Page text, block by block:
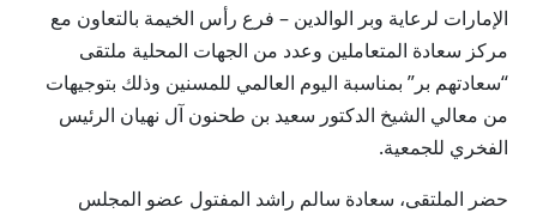
الإمارات لرعاية وبر الوالدين – فرع رأس الخيمة بالتعاون مع
مركز سعادة المتعاملين وعدد من الجهات المحلية ملتقى
“سعادتهم بر” بمناسبة اليوم العالمي للمسنين وذلك بتوجيهات
من معالي الشيخ الدكتور سعيد بن طحنون آل نهيان الرئيس
الفخري للجمعية.
حضر الملتقى، سعادة سالم راشد المفتول عضو المجلس